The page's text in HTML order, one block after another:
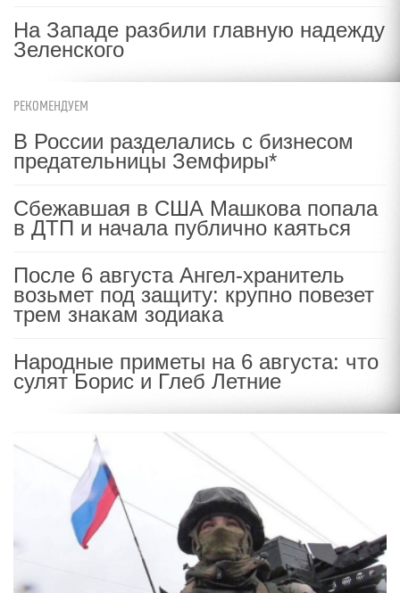
На Западе разбили главную надежду
Зеленского
РЕКОМЕНДУЕМ
В России разделались с бизнесом
предательницы Земфиры*
Сбежавшая в США Машкова попала
в ДТП и начала публично каяться
После 6 августа Ангел-хранитель
возьмет под защиту: крупно повезет
трем знакам зодиака
Народные приметы на 6 августа: что
сулят Борис и Глеб Летние